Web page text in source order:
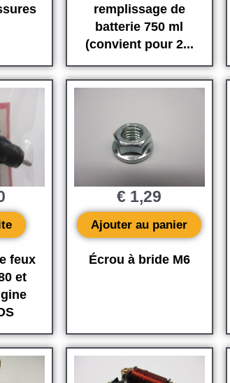
remplissage de
batterie 750 ml
(convient pour 2...
feux
et
Écrou à bride M6
€ 1,29
Ajouter au panier